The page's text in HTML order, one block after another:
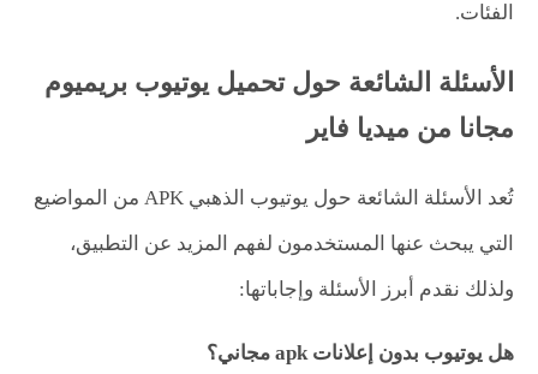
الفئات.
الأسئلة الشائعة حول تحميل يوتيوب بريميوم
مجانا من ميديا فاير
تُعد الأسئلة الشائعة حول يوتيوب الذهبي APK من المواضيع
التي يبحث عنها المستخدمون لفهم المزيد عن التطبيق،
ولذلك نقدم أبرز الأسئلة وإجاباتها:
هل يوتيوب بدون إعلانات apk مجاني؟